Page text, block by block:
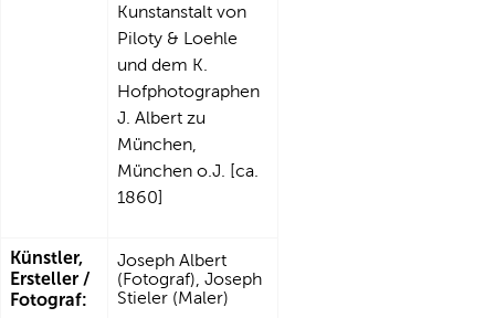
Kunstanstalt von
Piloty & Loehle
und dem K.
Hofphotographen
J. Albert zu
München,
München o.J. [ca.
1860]
Künstler,
Ersteller /
Fotograf:
Joseph Albert
(Fotograf), Joseph
Stieler (Maler)